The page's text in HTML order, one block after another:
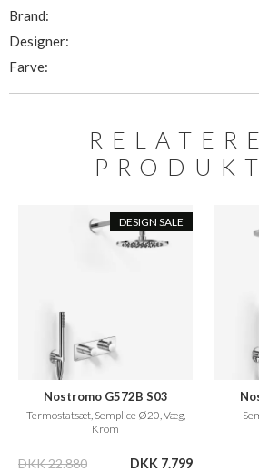
Brand:
Designer:
Farve:
DESIGN SALE
Nostromo G572B S03
Termostatsæt, Semplice Ø20, Væg,
Krom
DKK 22.880 DKK 7.799